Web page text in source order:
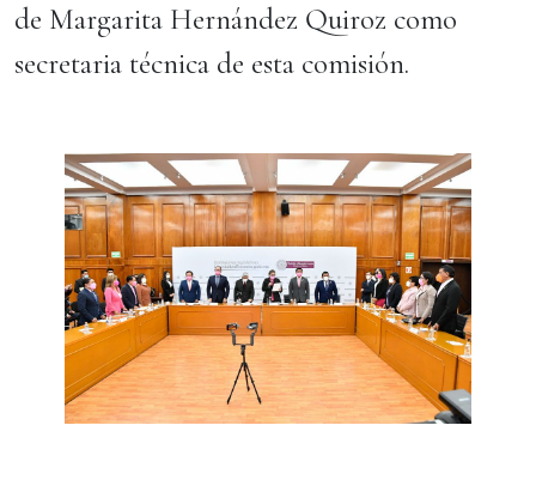
de Margarita Hernández Quiroz como
secretaria técnica de esta comisión.